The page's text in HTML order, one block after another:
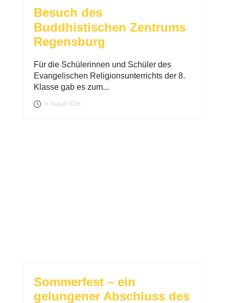
Besuch des
Buddhistischen Zentrums
Regensburg
Für die Schülerinnen und Schüler des
Evangelischen Religionsunterrichts der 8.
Klasse gab es zum...
6. August 2026
Sommerfest – ein
gelungener Abschluss des